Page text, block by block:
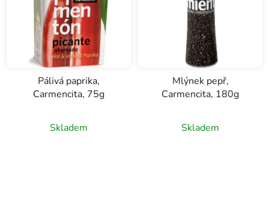
Pálivá paprika,
Carmencita, 75g
Skladem
Mlýnek pepř,
Carmencita, 180g
Skladem